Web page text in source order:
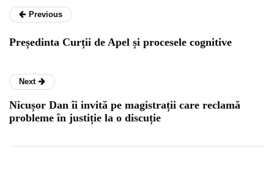
Previous
Președinta Curții de Apel și procesele cognitive
Next
Nicușor Dan îi invită pe magistrații care reclamă
probleme în justiție la o discuție